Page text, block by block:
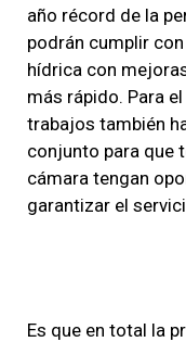
año récord de la
podrán cumplir
hídrica con
más rápido. Para
trabajos también
conjunto para que
cámara tengan
garantizar el
Es que en total la